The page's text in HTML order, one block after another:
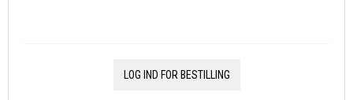
LOG IND FOR BESTILLING